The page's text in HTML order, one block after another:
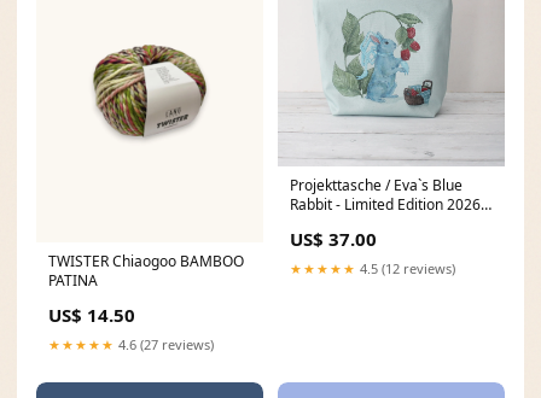
TWISTER Chiaogoo BAMBOO
PATINA
US$ 14.50
★★★★★ 4.6 (27 reviews)
Projekttasche / Eva`s Blue
Rabbit - Limited Edition 2026
US$ 37.00
★★★★★ 4.5 (12 reviews)